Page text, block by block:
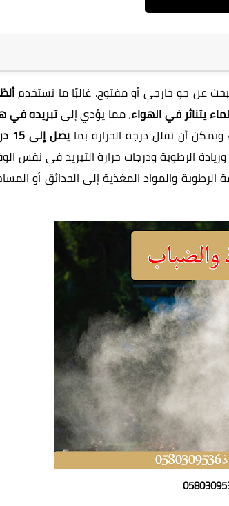
عن جو خارجي أو مفتوح. غالبًا ما تستخدم
يتناثر في الهواء، مما يؤدي إلىتبريده في
أن تقلل درجة الحرارة بما
وزيادة الرطوبة ودرجات حرارة التبريد في نفس
والمواد المغذية إلى الحدائق أو